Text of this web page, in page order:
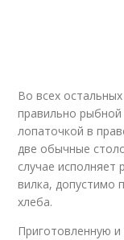
Во всех
правильно
лопаточкой в
две обычные
случае исполняет
вилка, допустимо
хлеба.
Приготовленную